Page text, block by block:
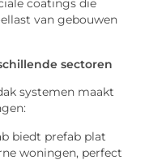
coatings die
van gebouwen
sectoren
systemen maakt
biedt prefab plat
woningen, perfect